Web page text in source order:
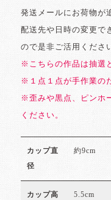
発送メールにお荷物が
配送先や日時の変更で
ので是非ご活用くださ
※こちらの作品は抽選
※１点１点が手作業の
※歪みや黒点、ピンホ
ください。
カップ直
径
約9cm
カップ高 5.5cm